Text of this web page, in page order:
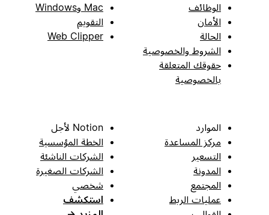
الوظائف
الأمان
الحالة
الشروط والخصوصية
حقوقك المتعلقة
بالخصوصية
Mac وWindows
التقويم
Web Clipper
الموارد
مركز المساعدة
التسعير
المدونة
المجتمع
عمليات الربط
Notion لأجل
الخطة المؤسسية
الشركات الناشئة
الشركات الصغيرة
شخصي
استكشف